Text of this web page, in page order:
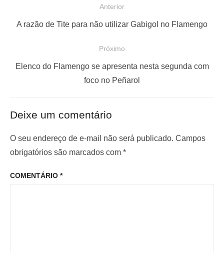
ã
d
e
P
Anterior
P
t
r
i
r
A razão de Tite para não utilizar Gabigol no Flamengo
Próximo
P
m
o
o
Elenco do Flamengo se apresenta nesta segunda com
foco no Peñarol
Deixe um comentário
O seu endereço de e-mail não será publicado. Campos
obrigatórios são marcados com *
COMENTÁRIO *